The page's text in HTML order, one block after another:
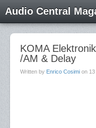
Audio Central
KOMA
/AM & Delay
Written by Enrico Cosimi on